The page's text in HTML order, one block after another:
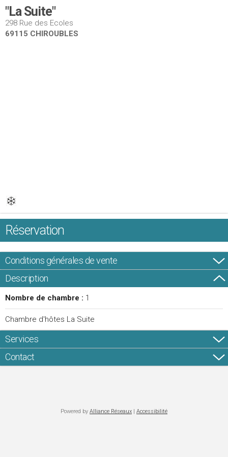
"La Suite"
298 Rue des Ecoles
69115 CHIROUBLES
Réservation
Conditions générales de vente
Description
Nombre de chambre : 1
Chambre d'hôtes La Suite
Services
Contact
Powered by Alliance Réseaux Accessibilité